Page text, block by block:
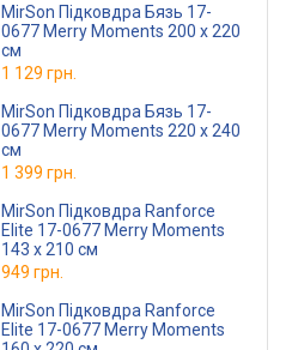
MirSon Підковдра Бязь 17-
0677 Merry Moments 200 x 220
см
1 129 грн.
MirSon Підковдра Бязь 17-
0677 Merry Moments 220 x 240
см
1 399 грн.
MirSon Підковдра Ranforce
Elite 17-0677 Merry Moments
143 x 210 см
949 грн.
MirSon Підковдра Ranforce
Elite 17-0677 Merry Moments